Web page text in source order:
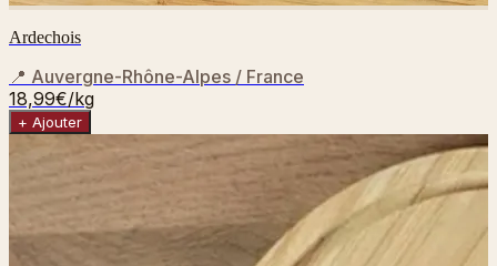
Ardechois
📍 Auvergne-Rhône-Alpes / France
18,99€/kg
+ Ajouter